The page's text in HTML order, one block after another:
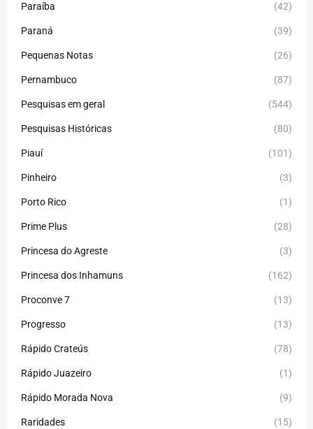
Paraíba (42)
Paraná (39)
Pequenas Notas (26)
Pernambuco (87)
Pesquisas em geral (544)
Pesquisas Históricas (80)
Piauí (101)
Pinheiro (3)
Porto Rico (1)
Prime Plus (28)
Princesa do Agreste (3)
Princesa dos Inhamuns (162)
Proconve 7 (13)
Progresso (13)
Rápido Crateús (78)
Rápido Juazeiro (1)
Rápido Morada Nova (9)
Raridades (15)